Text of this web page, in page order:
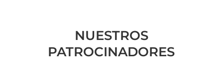
NUESTROS
PATROCINADORES